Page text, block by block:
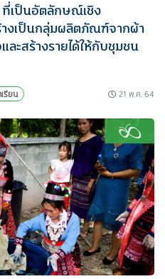
ที่เป็นอัตลักษณ์เชิง
งเป็นกลุ่มผลิตภัณฑ์จากผ้า
ละสร้างรายได้ให้กับชุมชน
รียน 21 พ.ค. 64